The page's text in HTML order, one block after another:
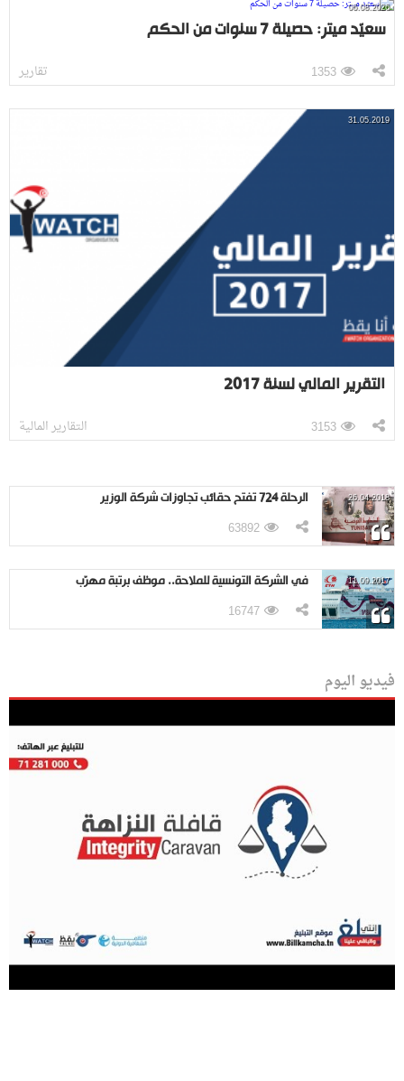
06.08.2026
سعيّد ميتر: حصيلة 7 سنوات من الحكم
تقارير 1353
31.05.2019
التقرير المالي لسنة 2017
التقارير المالية 3153
26.04.2018 الرحلة 724 تفتح حقائب تجاوزات شركة الوزير
63892
11.09.2017 في الشركة التونسية للملاحة.. موظف برتبة مهرّب
16747
فيديو اليوم